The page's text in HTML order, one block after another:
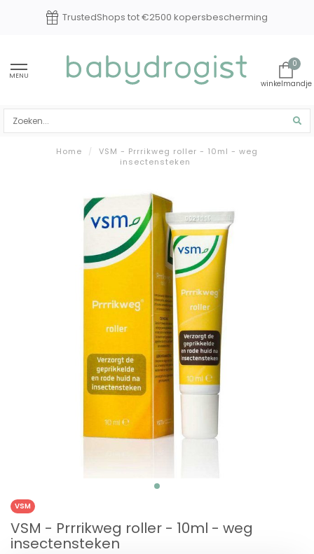
Experts in baby en
MENU
0
Home /
VSM - Prrrikweg roller - 10ml - weg
insectensteken
VSM
VSM - Prrrikweg roller - 10ml - weg
insectensteken